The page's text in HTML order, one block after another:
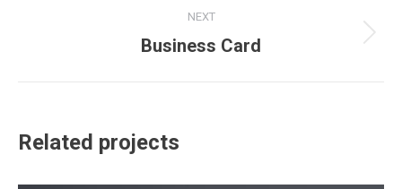
NEXT
Next
Business Card
Related projects